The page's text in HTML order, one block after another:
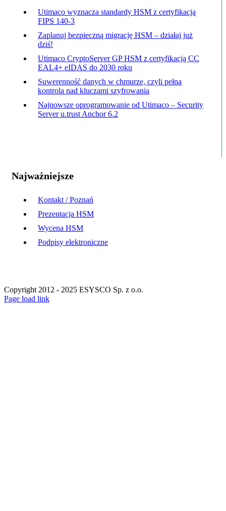
Utimaco wyznacza standardy HSM z certyfikacją
FIPS 140-3
Zaplanuj bezpieczną migrację HSM – działaj już
dziś!
Utimaco CryptoServer GP HSM z certyfikacją CC
EAL4+ eIDAS do 2030 roku
Suwerenność danych w chmurze, czyli pełna
kontrola nad kluczami szyfrowania
Najnowsze oprogramowanie od Utimaco – Security
Server u.trust Anchor 6.2
Najważniejsze
Kontakt / Poznań
Prezentacja HSM
Wycena HSM
Podpisy elektroniczne
Copyright 2012 - 2025 ESYSCO Sp. z o.o.
Facebook
X
Instagram
Pinterest
Page load link